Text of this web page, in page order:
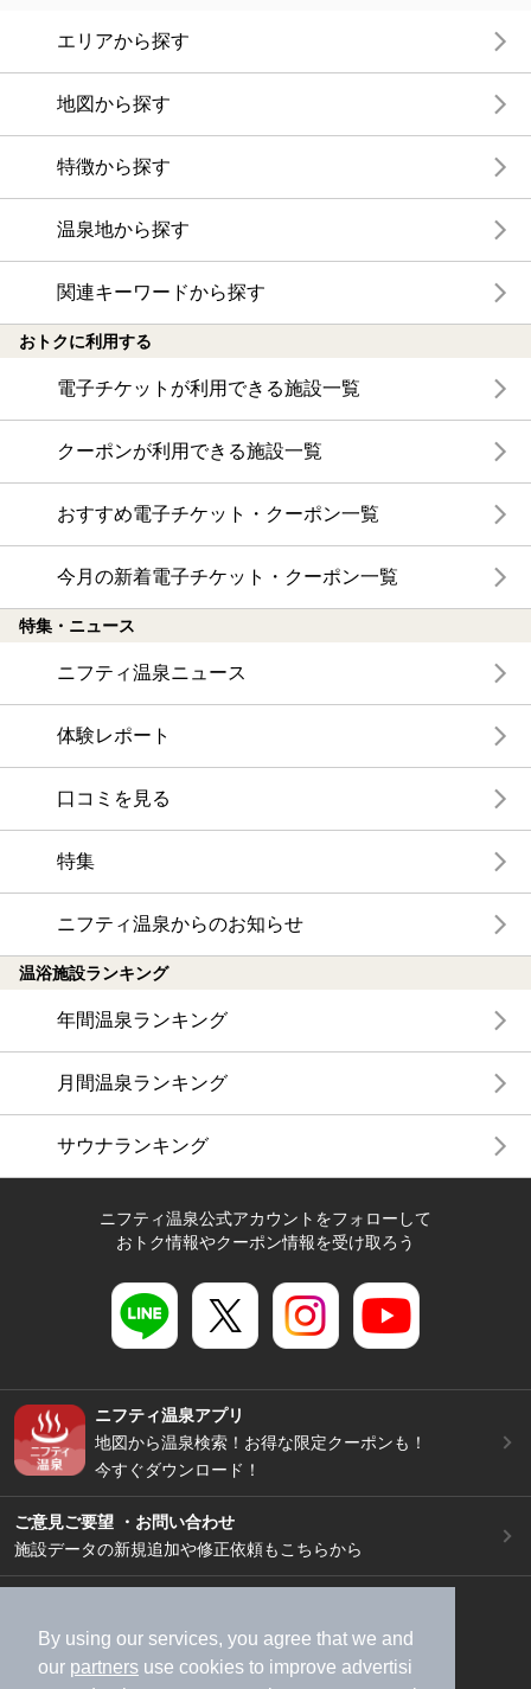
By using our services, you agree that we and
our partners use cookies to improve advertisi
エリアから探す
地図から探す
特徴から探す
温泉地から探す
関連キーワードから探す
おトクに利用する
電子チケットが利用できる施設一覧
クーポンが利用できる施設一覧
おすすめ電子チケット・クーポン一覧
今月の新着電子チケット・クーポン一覧
特集・ニュース
ニフティ温泉ニュース
体験レポート
口コミを見る
特集
ニフティ温泉からのお知らせ
温浴施設ランキング
年間温泉ランキング
月間温泉ランキング
サウナランキング
ニフティ温泉公式アカウントをフォローして
おトク情報やクーポン情報を受け取ろう
ニフティ温泉アプリ
地図から温泉検索！お得な限定クーポンも！
今すぐダウンロード！
ご意見ご要望 ・お問い合わせ
施設データの新規追加や修正依頼もこちらから
加盟店募集（資料請求）
広告出稿のご案内
利用規約
ライフスタイルMEMBERS+規約